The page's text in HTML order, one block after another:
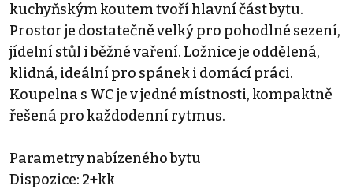
kuchyňským koutem tvoří hlavní část bytu.
Prostor je dostatečně velký pro pohodlné sezení,
jídelní stůl i běžné vaření. Ložnice je oddělená,
klidná, ideální pro spánek i domácí práci.
Koupelna s WC je v jedné místnosti, kompaktně
řešená pro každodenní rytmus.
Parametry nabízeného bytu
Dispozice: 2+kk